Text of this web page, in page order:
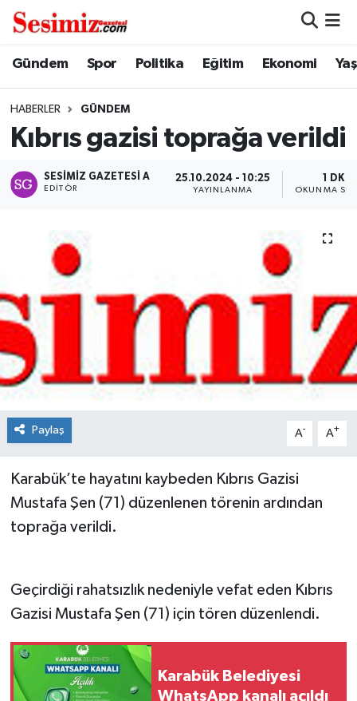
Gündem Spor Politika Eğitim Ekonomi
HABERLER GÜNDEM
Kıbrıs gazisi toprağa verildi
SESIMIZ GAZETESI A
EDITÖR
25.10.2024 - 10:25
YAYINLANMA
1 DK
OKUNMA
Paylaş A- A+
Karabük’te hayatını kaybeden Kıbrıs Gazisi
Mustafa Şen (71) düzenlenen törenin ardından
toprağa verildi.
Geçirdiği rahatsızlık nedeniyle vefat eden Kıbrıs
Gazisi Mustafa Şen (71) için tören düzenlendi.
Karabük Belediyesi
WhatsApp kanalı açıldı
Dünya
Ekonomi
Genel
Magazin
Politika
Spor
Teknoloji
Yaşam
Nöbetçi Eczaneler
Hava Durumu
Namaz Vakitleri
Trafik Durumu
Tüm Manşetler
Son Dakika Haberleri